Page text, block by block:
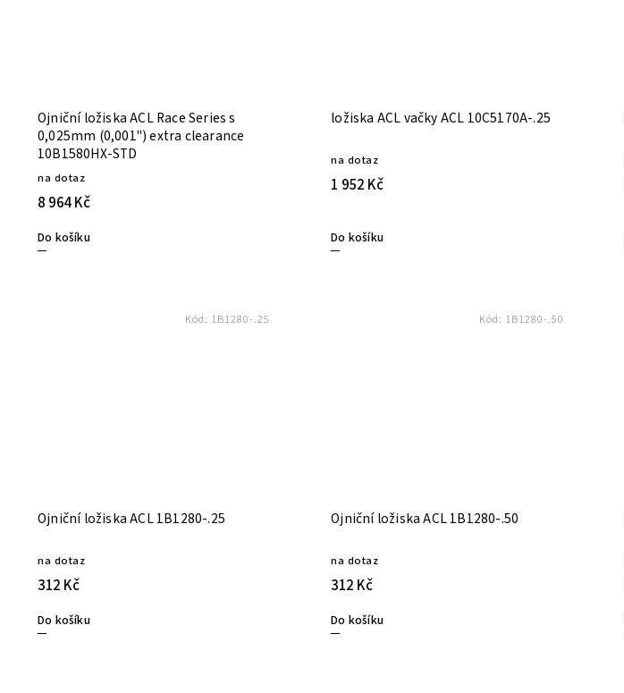
Ojniční ložiska ACL Race Series s
0,025mm (0,001") extra clearance
10B1580HX-STD
na dotaz
8 964 Kč
Do košíku
ložiska ACL vačky ACL 10C5170A-.25
na dotaz
1 952 Kč
Do košíku
Ojniční ložiska ACL 1B1280-.25
na dotaz
312 Kč
Do košíku
Kód: 1B1280-.25
Ojniční ložiska ACL 1B1280-.50
na dotaz
312 Kč
Do košíku
Kód: 1B1280-.50